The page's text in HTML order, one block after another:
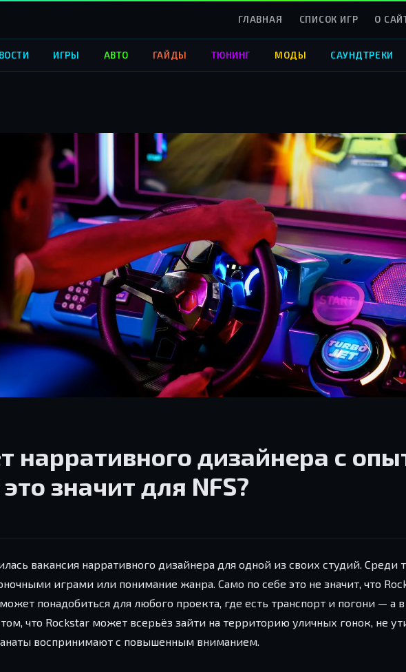
ГЛАВНАЯ СПИСОК ИГР О
ИГРЫ АВТО ГАЙДЫ ТЮНИНГ МОДЫ САУНДТРЕКИ
нарративного дизайнера с
значит для NFS?
вакансия нарративного дизайнера для одной из своих студий. Среди
играми или понимание жанра. Само по себе это не значит, что
понадобиться для любого проекта, где есть транспорт и погони — а в
что Rockstar может всерьёз зайти на территорию уличных гонок, не
воспринимают с повышенным вниманием.